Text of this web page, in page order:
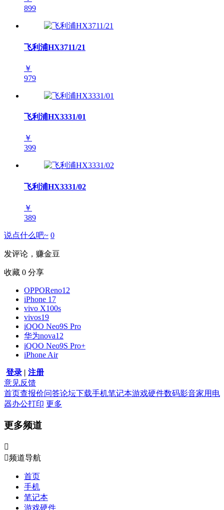
899
飞利浦HX3711/21
￥
979
飞利浦HX3331/01
￥
399
飞利浦HX3331/02
￥
389
说点什么吧~ 0
发评论，赚金豆
收藏 0 分享
OPPOReno12
iPhone 17
vivo X100s
vivos19
iQOO Neo9S Pro
华为nova12
iQOO Neo9S Pro+
iPhone Air
登录 | 注册
意见反馈
首页查报价问答论坛下载手机笔记本游戏硬件数码影音家用电
器办公打印 更多
更多频道

频道导航
首页
手机
笔记本
游戏硬件